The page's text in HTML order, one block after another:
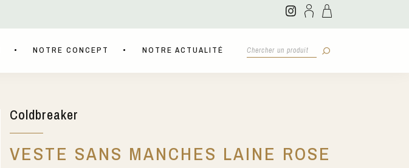
NOTRE CONCEPT NOTRE ACTUALITÉ
Coldbreaker
VESTE SANS MANCHES LAINE ROSE